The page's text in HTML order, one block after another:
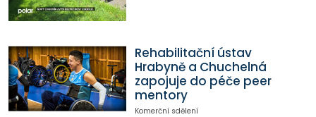
Rehabilitační ústav
Hrabyně a Chuchelná
zapojuje do péče peer
mentory
Komerční sdělení